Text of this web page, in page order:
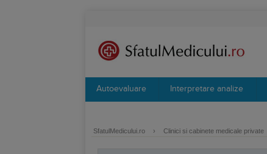
Autoevaluare Interpretare analize
SfatulMedicului.ro › Clinici si cabinete medicale private